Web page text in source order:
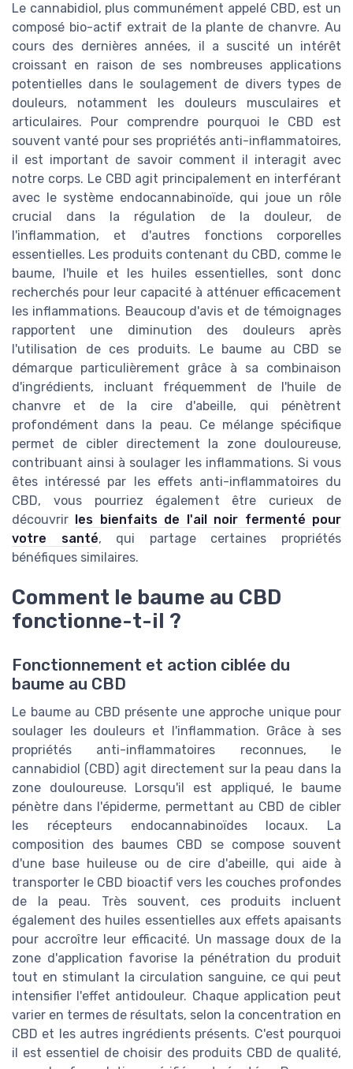
Le cannabidiol, plus communément appelé CBD, est un
composé bio-actif extrait de la plante de chanvre. Au
cours des dernières années, il a suscité un intérêt
croissant en raison de ses nombreuses applications
potentielles dans le soulagement de divers types de
douleurs, notamment les douleurs musculaires et
articulaires. Pour comprendre pourquoi le CBD est
souvent vanté pour ses propriétés anti-inflammatoires,
il est important de savoir comment il interagit avec
notre corps. Le CBD agit principalement en interférant
avec le système endocannabinoïde, qui joue un rôle
crucial dans la régulation de la douleur, de
l'inflammation, et d'autres fonctions corporelles
essentielles. Les produits contenant du CBD, comme le
baume, l'huile et les huiles essentielles, sont donc
recherchés pour leur capacité à atténuer efficacement
les inflammations. Beaucoup d'avis et de témoignages
rapportent une diminution des douleurs après
l'utilisation de ces produits. Le baume au CBD se
démarque particulièrement grâce à sa combinaison
d'ingrédients, incluant fréquemment de l'huile de
chanvre et de la cire d'abeille, qui pénètrent
profondément dans la peau. Ce mélange spécifique
permet de cibler directement la zone douloureuse,
contribuant ainsi à soulager les inflammations. Si vous
êtes intéressé par les effets anti-inflammatoires du
CBD, vous pourriez également être curieux de
découvrir
les bienfaits de l'ail noir fermenté pour
votre santé, qui partage certaines propriétés
bénéfiques similaires.
Comment le baume au CBD
fonctionne-t-il ?
Fonctionnement et action ciblée du
baume au CBD
Le baume au CBD présente une approche unique pour
soulager les douleurs et l'inflammation. Grâce à ses
propriétés anti-inflammatoires reconnues, le
cannabidiol (CBD) agit directement sur la peau dans la
zone douloureuse. Lorsqu'il est appliqué, le baume
pénètre dans l'épiderme, permettant au CBD de cibler
les récepteurs endocannabinoïdes locaux. La
composition des baumes CBD se compose souvent
d'une base huileuse ou de cire d'abeille, qui aide à
transporter le CBD bioactif vers les couches profondes
de la peau. Très souvent, ces produits incluent
également des huiles essentielles aux effets apaisants
pour accroître leur efficacité. Un massage doux de la
zone d'application favorise la pénétration du produit
tout en stimulant la circulation sanguine, ce qui peut
intensifier l'effet antidouleur. Chaque application peut
varier en termes de résultats, selon la concentration en
CBD et les autres ingrédients présents. C'est pourquoi
il est essentiel de choisir des produits CBD de qualité,